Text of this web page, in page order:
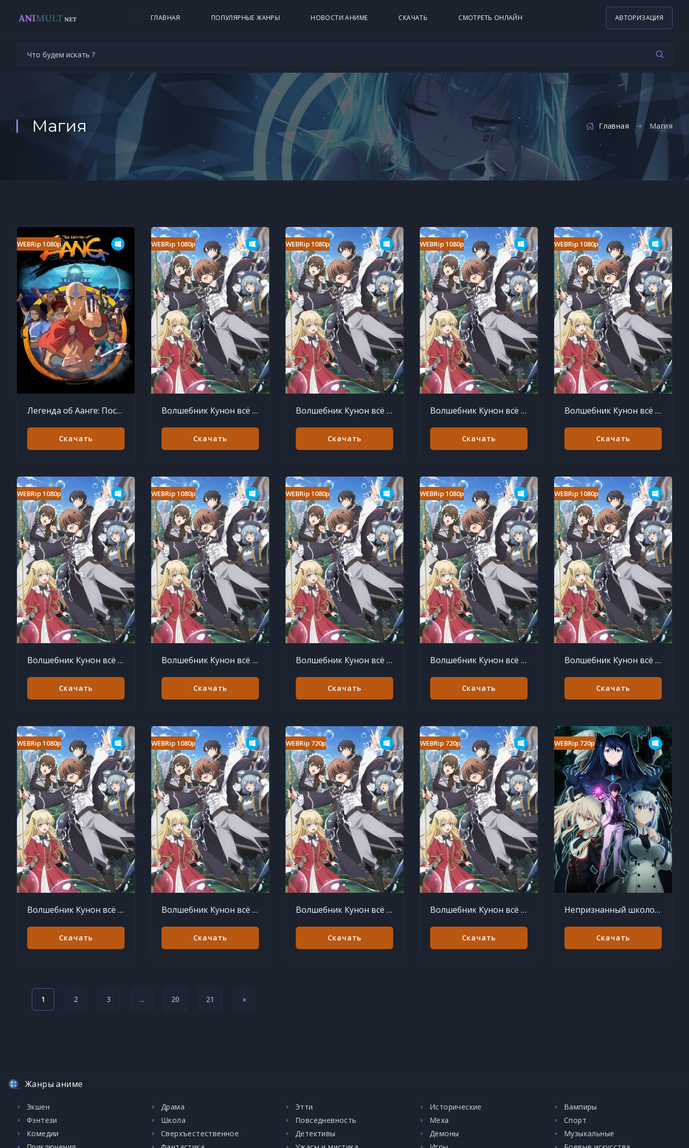
ГЛАВНАЯ ПОПУЛЯРНЫЕ ЖАНРЫ НОВОСТИ АНИМЕ СКАЧАТЬ СМОТРЕТЬ ОНЛАЙН АВТОРИЗАЦИЯ
Магия Главная Магия
WEBRip 1080p
Легенда об Аанге: Последний маг воздуха
Скачать
WEBRip 1080p
Волшебник Кунон всё видит 13 серия
Скачать
WEBRip 1080p
Волшебник Кунон всё видит 12 серия
Скачать
WEBRip 1080p
Волшебник Кунон всё видит 11 серия
Скачать
WEBRip 1080p
Волшебник Кунон всё видит 10 серия
Скачать
WEBRip 1080p
Волшебник Кунон всё видит 9 серия
Скачать
WEBRip 1080p
Волшебник Кунон всё видит 8 серия
Скачать
WEBRip 1080p
Волшебник Кунон всё видит 7 серия
Скачать
WEBRip 1080p
Волшебник Кунон всё видит 6 серия
Скачать
WEBRip 1080p
Волшебник Кунон всё видит 5 серия
Скачать
WEBRip 1080p
Волшебник Кунон всё видит 4 серия
Скачать
WEBRip 1080p
Волшебник Кунон всё видит 3 серия
Скачать
WEBRip 720p
Волшебник Кунон всё видит 2 серия
Скачать
WEBRip 720p
Волшебник Кунон всё видит 1 серия
Скачать
WEBRip 720p
Непризнанный школой владыка демонов 2 сезон 12 серия
Скачать
1 2 3 ... 20 21 »
Жанры аниме
Экшен
Фэнтези
Комедии
Драма
Школа
Сверхъестественное
Этти
Повседневность
Детективы
Исторические
Меха
Демоны
Вампиры
Спорт
Музыкальные